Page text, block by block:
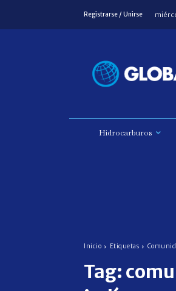
Registrarse / Unirse
Hidrocarburos
Inicio Etiquetas
Tag: